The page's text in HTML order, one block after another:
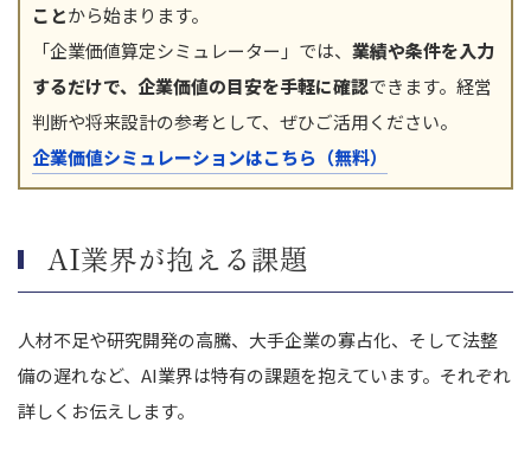
ことから始まります。
「企業価値算定シミュレーター」では、 業績や条件を入力
するだけで、企業価値の目安を手軽に確認できます。経営
判断や将来設計の参考として、ぜひご活用ください。
企業価値シミュレーションはこちら（無料）
AI業界が抱える課題
人材不足や研究開発の高騰、大手企業の寡占化、そして法整
備の遅れなど、AI業界は特有の課題を抱えています。それぞれ
詳しくお伝えします。